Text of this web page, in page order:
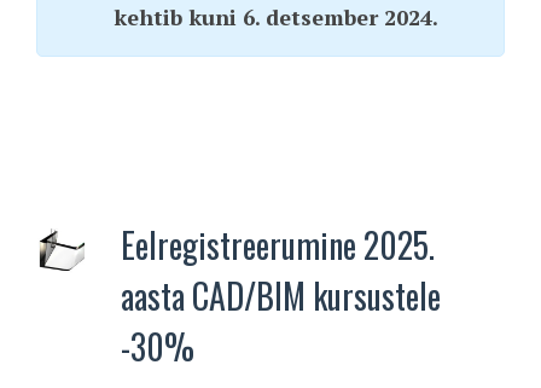
kehtib kuni 6. detsember 2024.
Eelregistreerumine 2025.
aasta CAD/BIM kursustele
-30%